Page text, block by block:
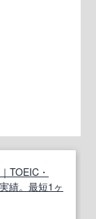
TOEIC・
績。最短1ヶ